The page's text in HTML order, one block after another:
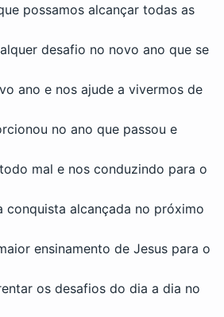
possamos alcançar todas as
desafio no novo ano que se
ano e nos ajude a vivermos de
no ano que passou e
mal e nos conduzindo para o
conquista alcançada no próximo
ensinamento de Jesus para o
os desafios do dia a dia no